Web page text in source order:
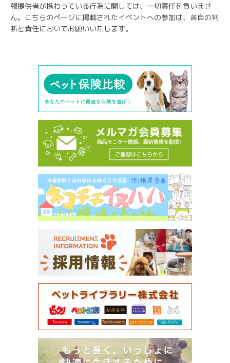
報提供者が携わっている行為に関しては、一切責任を負いませ
ん。こちらのページに掲載されたイベントへの参加は、各自の判
断と責任においてお願いいたします。